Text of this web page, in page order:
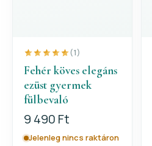
(1)
Fehér köves elegáns
ezüst gyermek
fülbevaló
9 490 Ft
Jelenleg nincs raktáron